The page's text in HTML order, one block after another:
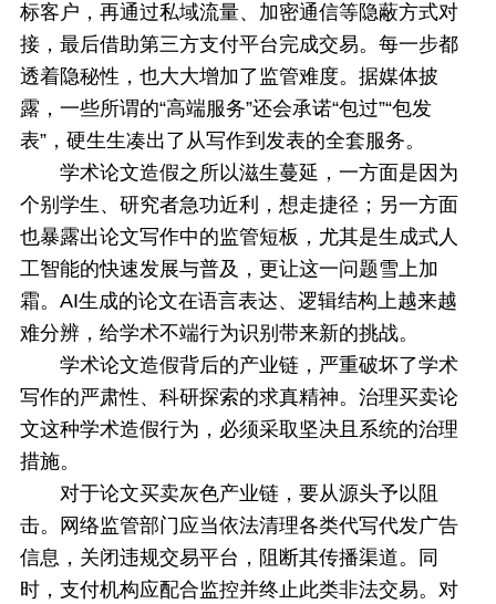
标客户，再通过私域流量、加密通信等隐蔽方式对
接，最后借助第三方支付平台完成交易。每一步都
透着隐秘性，也大大增加了监管难度。据媒体披
露，一些所谓的“高端服务”还会承诺“包过”“包发
表”，硬生生凑出了从写作到发表的全套服务。
学术论文造假之所以滋生蔓延，一方面是因为
个别学生、研究者急功近利，想走捷径；另一方面
也暴露出论文写作中的监管短板，尤其是生成式人
工智能的快速发展与普及，更让这一问题雪上加
霜。AI生成的论文在语言表达、逻辑结构上越来越
难分辨，给学术不端行为识别带来新的挑战。
学术论文造假背后的产业链，严重破坏了学术
写作的严肃性、科研探索的求真精神。治理买卖论
文这种学术造假行为，必须采取坚决且系统的治理
措施。
对于论文买卖灰色产业链，要从源头予以阻
击。网络监管部门应当依法清理各类代写代发广告
信息，关闭违规交易平台，阻断其传播渠道。同
时，支付机构应配合监控并终止此类非法交易。对